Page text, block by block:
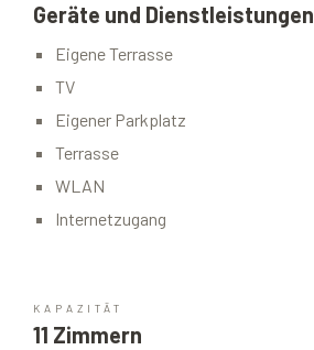
Geräte und Dienstleistungen
Eigene Terrasse
TV
Eigener Parkplatz
Terrasse
WLAN
Internetzugang
KAPAZITÄT
11 Zimmern